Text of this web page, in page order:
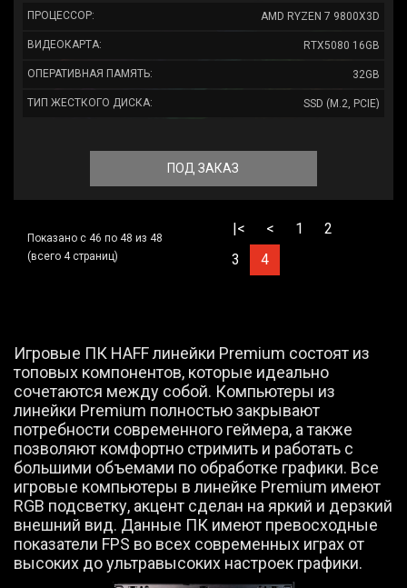
ПРОЦЕССОР: AMD RYZEN 7 9800X3D
ВИДЕОКАРТА: RTX5080 16GB
ОПЕРАТИВНАЯ ПАМЯТЬ: 32GB
ТИП ЖЕСТКОГО ДИСКА: SSD (M.2, PCIE)
ПОД ЗАКАЗ
Показано с 46 по 48 из 48
(всего 4 страниц)
|< < 1
2
3
4
Игровые ПК HAFF линейки Premium состоят из
топовых компонентов, которые идеально
сочетаются между собой. Компьютеры из
линейки Premium полностью закрывают
потребности современного геймера, а также
позволяют комфортно стримить и работать с
большими объемами по обработке графики. Все
игровые компьютеры в линейке Premium имеют
RGB подсветку, акцент сделан на яркий и дерзкий
внешний вид. Данные ПК имеют превосходные
показатели FPS во всех современных играх от
высоких до ультравысоких настроек графики.